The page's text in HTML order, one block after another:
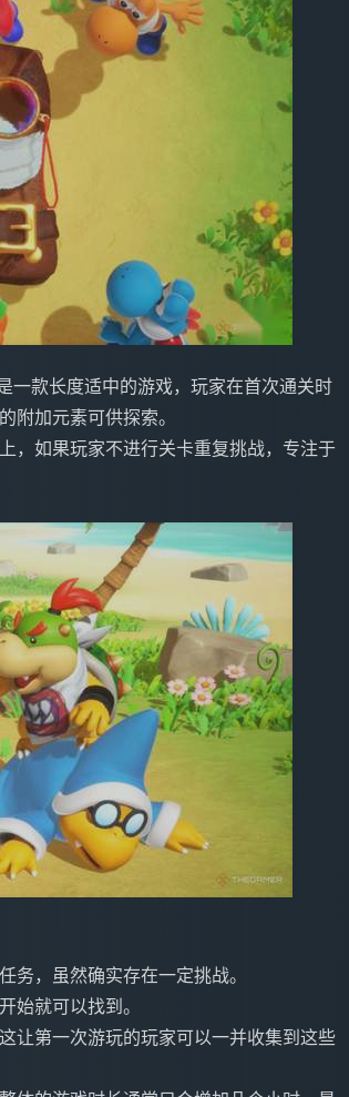
一款长度适中的游戏，玩家在首次通关时
附加元素可供探索。
，如果玩家不进行关卡重复挑战，专注于
务，虽然确实存在一定挑战。
始就可以找到。
让第一次游玩的玩家可以一并收集到这些